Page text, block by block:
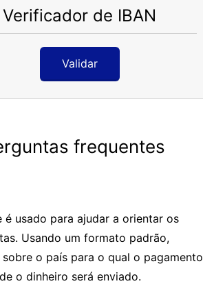
Verificador de IBAN
Validar
frequentes
é usado para ajudar a orientar os
Usando um formato padrão,
o país para o qual o pagamento
o dinheiro será enviado.